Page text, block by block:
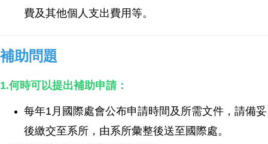
費及其他個人支出費用等。
補助問題
1.何時可以提出補助申請：
每年1月國際處會公布申請時間及所需文件，請備妥
後繳交至系所，由系所彙整後送至國際處。